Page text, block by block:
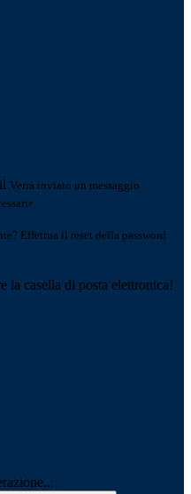
Verrà inviato un messaggio
Effettua il reset della password
la casella di posta elettronica!